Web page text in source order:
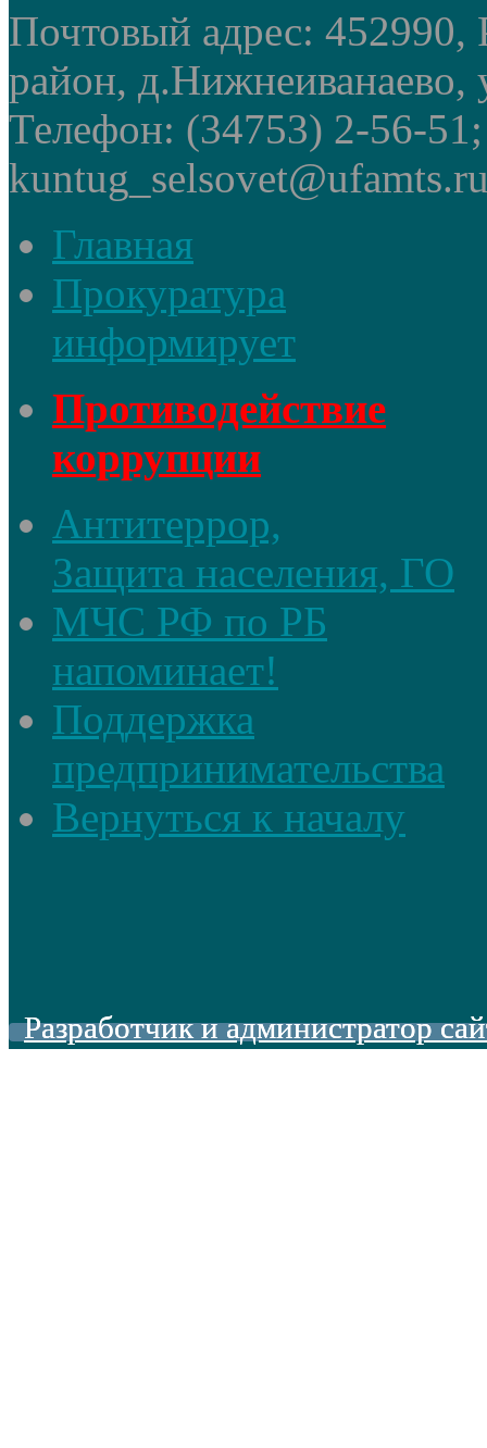
Почтовый адрес: 452990,
район, д.Нижнеиванаево,
Телефон: (34753) 2-56-
Главная
Прокуратура
информирует
Противодействие
коррупции
Антитеррор,
Защита населения, ГО
МЧС РФ по РБ
напоминает!
Поддержка
предпринимательства
Вернуться к началу
Разработчик и администратор